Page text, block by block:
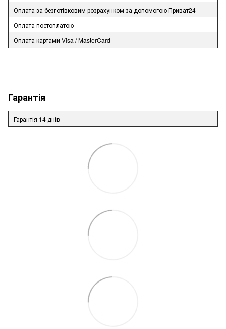
Оплата за безготівковим розрахунком за допомогою Приват24
Оплата постоплатою
Оплата картами Visa / MasterCard
Гарантія
Гарантія 14 днів